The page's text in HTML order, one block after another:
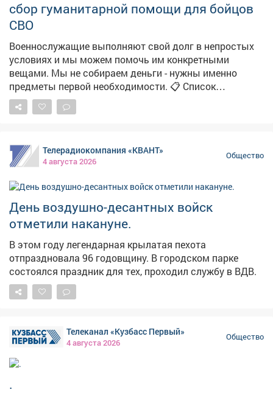
сбор гуманитарной помощи для бойцов
СВО
Военнослужащие выполняют свой долг в непростых
условиях и мы можем помочь им конкретными
вещами. Мы не собираем деньги - нужны именно
предметы первой необходимости. 📋 Список
необходимого и телефоны для связи - в нашем видео.
💪 Давайте вместе поддержим наших защитников!
Телерадиокомпания «КВАНТ»
4 августа 2026
Общество
День воздушно-десантных войск
отметили накануне.
В этом году легендарная крылатая пехота
отпраздновала 96 годовщину. В городском парке
состоялся праздник для тех, проходил службу в ВДВ.
Телеканал «Кузбасс Первый»
4 августа 2026
Общество
.